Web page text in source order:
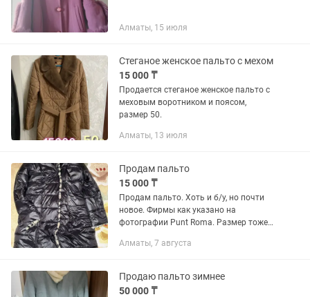
Алматы, 15 июля
Стеганое женское пальто с мехом
15 000 ₸
Продается стеганое женское пальто с
меховым воротником и поясом,
размер 50.
Алматы, 13 июля
Продам пальто
15 000 ₸
Продам пальто. Хоть и б/у, но почти
новое. Фирмы как указано на
фотографии Punt Roma. Размер тоже
70 евро. Продаю за 15000 тенге. Это 30
Алматы, 7 августа
Продаю пальто зимнее
50 000 ₸